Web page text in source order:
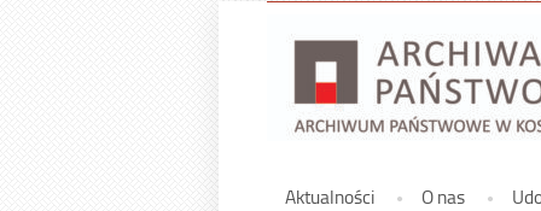
Górne
Aktualności O nas